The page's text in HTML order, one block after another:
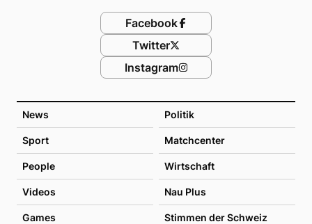
News Politik
Sport Matchcenter
People Wirtschaft
Videos Nau Plus
Games Stimmen der Schweiz
Facebook
Twitter
Instagram